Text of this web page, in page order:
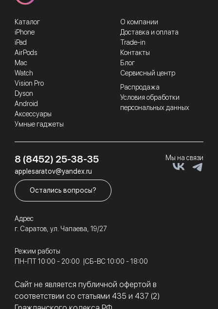
Каталог
iPhone
iPad
AirPods
Mac
Watch
Vision Pro
Dyson
Android
Аксессуары
Умные гаджеты
О компании
Доставка и оплата
Trade-in
Контакты
Блог
Сервисный центр
Распродажа
Условия обработки
персональных данных
8 (8452) 25-38-35
applesaratov@yandex.ru
Остались вопросы?
Адрес
г. Саратов, ул. Чапаева, 19/27
Режим работы
ПН-ПТ 10:00 - 20:00
СБ-ВС 10:00 - 18:00
Сайт не является публичной офертой в
соответствии со статьями 435 и 437 (2)
Мы на связи